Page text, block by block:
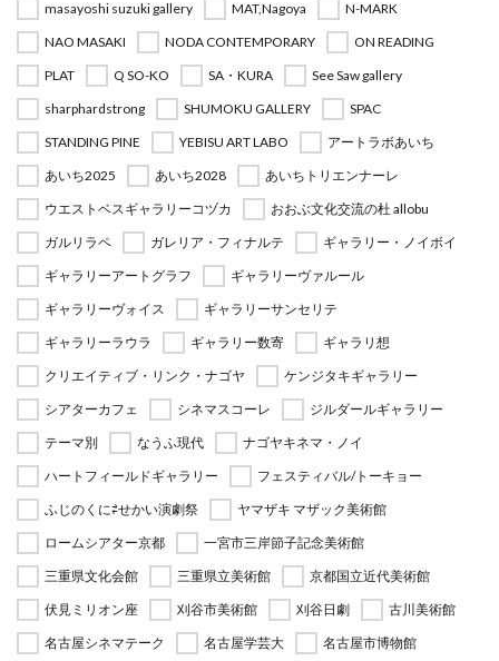
masayoshi suzuki gallery
MAT,Nagoya
N-MARK
NAO MASAKI
NODA CONTEMPORARY
ON READING
PLAT
Q SO-KO SA・KURA
See Saw gallery
sharphardstrong
SHUMOKU GALLERY
SPAC
STANDING PINE
YEBISU ART LABO
アートラボあいち
あいち2025
あいち2028
あいちトリエンナーレ
ウエストベスギャラリーコヅカ
おおぶ文化交流の杜 allobu
ガルリラペ
ガレリア・フィナルテ
ギャラリー・ノイボイ
ギャラリーアートグラフ
ギャラリーヴァルール
ギャラリーヴォイス
ギャラリーサンセリテ
ギャラリーラウラ
ギャラリー数寄
ギャラリ想
クリエイティブ・リンク・ナゴヤ
ケンジタキギャラリー
シアターカフェ
シネマスコーレ
ジルダールギャラリー
テーマ別
なうふ現代
ナゴヤキネマ・ノイ
ハートフィールドギャラリー
フェスティバル/トーキョー
ふじのくに⇄せかい演劇祭
ヤマザキ マザック美術館
ロームシアター京都
一宮市三岸節子記念美術館
三重県文化会館
三重県立美術館
京都国立近代美術館
伏見ミリオン座
刈谷市美術館 刈谷日劇
古川美術館
名古屋シネマテーク
名古屋学芸大 名古屋市博物館